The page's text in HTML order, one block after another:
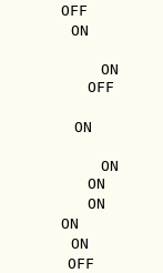
OFF
ON
ON
OFF
ON
ON
ON
ON
ON
ON
OFF